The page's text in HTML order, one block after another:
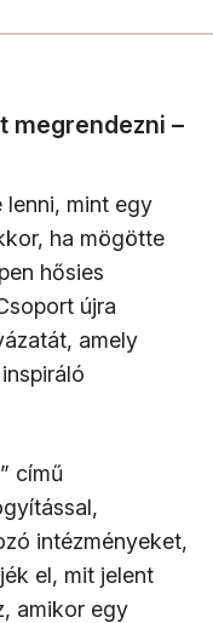
megrendezni –
lenni, mint egy
ha mögötte
hősies
újra
amely
című
intézményeket,
el, mit jelent
amikor egy